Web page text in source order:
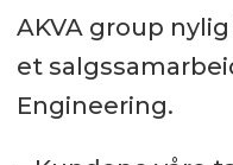
AKVA group
et
Engineering.